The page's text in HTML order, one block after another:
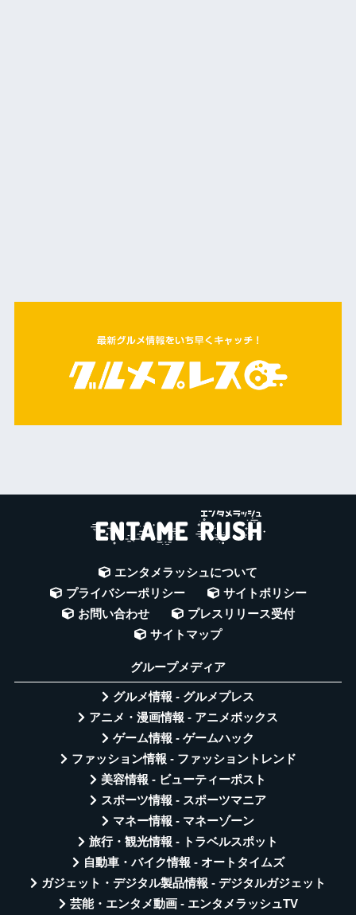
エンタメラッシュについて
プライバシーポリシー
サイトポリシー
お問い合わせ
プレスリリース受付
サイトマップ
グループメディア
グルメ情報 - グルメプレス
アニメ・漫画情報 - アニメボックス
ゲーム情報 - ゲームハック
ファッション情報 - ファッショントレンド
美容情報 - ビューティーポスト
スポーツ情報 - スポーツマニア
マネー情報 - マネーゾーン
旅行・観光情報 - トラベルスポット
自動車・バイク情報 - オートタイムズ
ガジェット・デジタル製品情報 - デジタルガジェット
芸能・エンタメ動画 - エンタメラッシュTV